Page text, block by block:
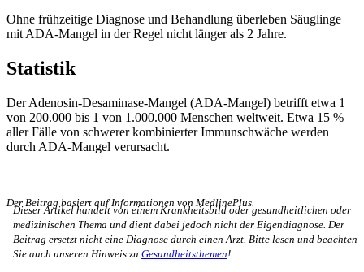
Ohne frühzeitige Diagnose und Behandlung überleben Säuglinge
mit ADA-Mangel in der Regel nicht länger als 2 Jahre.
Statistik
Der Adenosin-Desaminase-Mangel (ADA-Mangel) betrifft etwa 1
von 200.000 bis 1 von 1.000.000 Menschen weltweit. Etwa 15 %
aller Fälle von schwerer kombinierter Immunschwäche werden
durch ADA-Mangel verursacht.
Der Beitrag basiert auf Informationen von MedlinePlus.
Dieser Artikel handelt von einem Krankheitsbild oder gesundheitlichen oder
medizinischen Thema und dient dabei jedoch nicht der Eigendiagnose. Der
Beitrag ersetzt nicht eine Diagnose durch einen Arzt. Bitte lesen und beachten
Sie auch unseren Hinweis zu Gesundheitsthemen!